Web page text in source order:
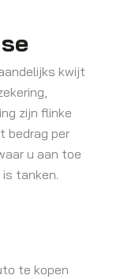
kwijt
zijn flinke
bedrag per
u aan toe
tanken.
te kopen